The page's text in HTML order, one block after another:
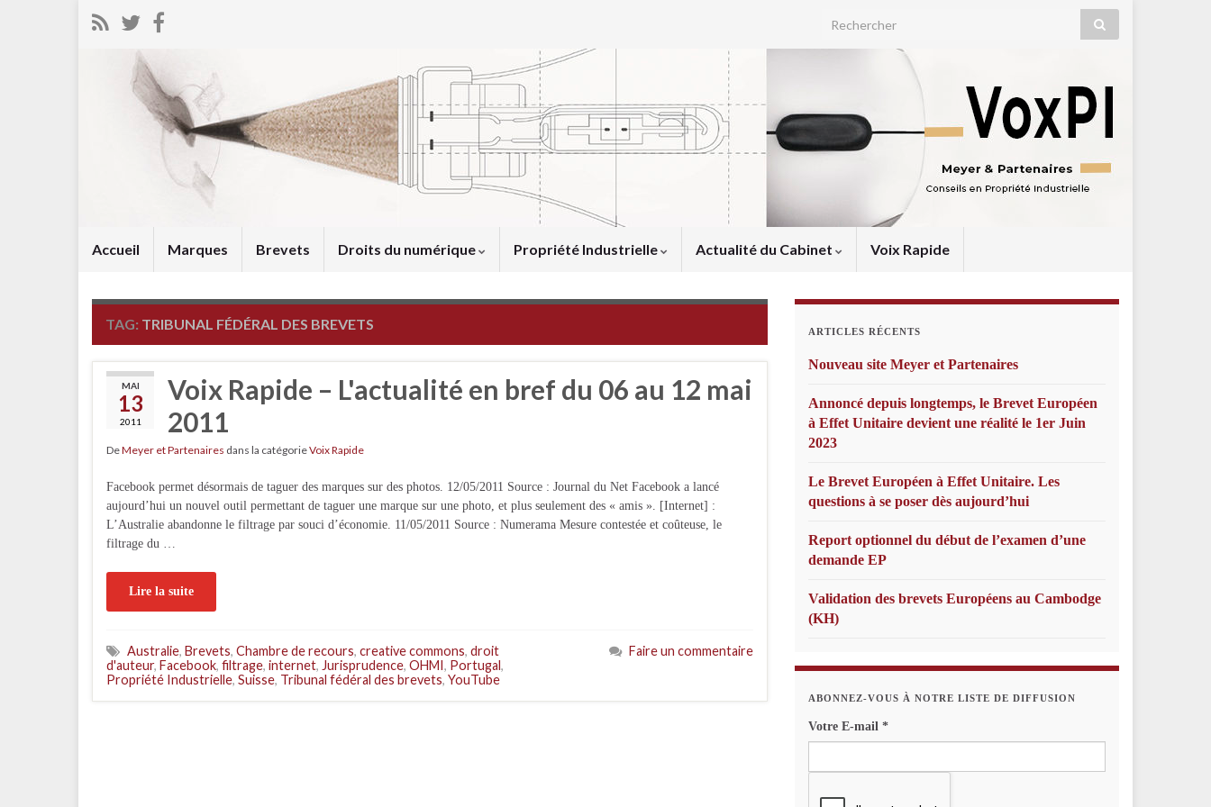
Search for:
Accueil Marques Brevets Droits du numérique Propriété Industrielle Actualité du Cabinet Voix Rapide
TAG: TRIBUNAL FÉDÉRAL DES BREVETS
MAI
13
2011
Voix Rapide – L'actualité en bref du 06 au 12 mai
2011
DeMeyer et Partenaires dans la catégorieVoix Rapide
Facebook permet désormais de taguer des marques sur des photos. 12/05/2011 Source : Journal du Net Facebook a lancé
aujourd’hui un nouvel outil permettant de taguer une marque sur une photo, et plus seulement des « amis ». [Internet] :
L’Australie abandonne le filtrage par souci d’économie. 11/05/2011 Source : Numerama Mesure contestée et coûteuse, le
filtrage du …
Lire la suite
Australie, Brevets, Chambre de recours, creative commons, droit
d'auteur, Facebook, filtrage, internet, Jurisprudence, OHMI, Portugal,
Propriété Industrielle, Suisse, Tribunal fédéral des brevets, YouTube
Faire un commentaire
ARTICLES RÉCENTS
Nouveau site Meyer et Partenaires
Annoncé depuis longtemps, le Brevet Européen
à Effet Unitaire devient une réalité le 1er Juin
2023
Le Brevet Européen à Effet Unitaire. Les
questions à se poser dès aujourd’hui
Report optionnel du début de l’examen d’une
demande EP
Validation des brevets Européens au Cambodge
(KH)
ABONNEZ-VOUS À NOTRE LISTE DE DIFFUSION
Votre E-mail *